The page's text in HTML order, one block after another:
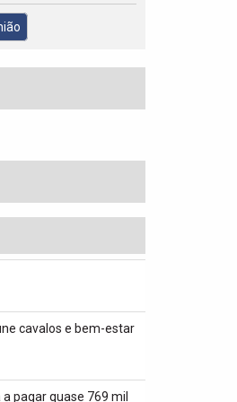
cavalos e bem-estar
pagar quase 769 mil